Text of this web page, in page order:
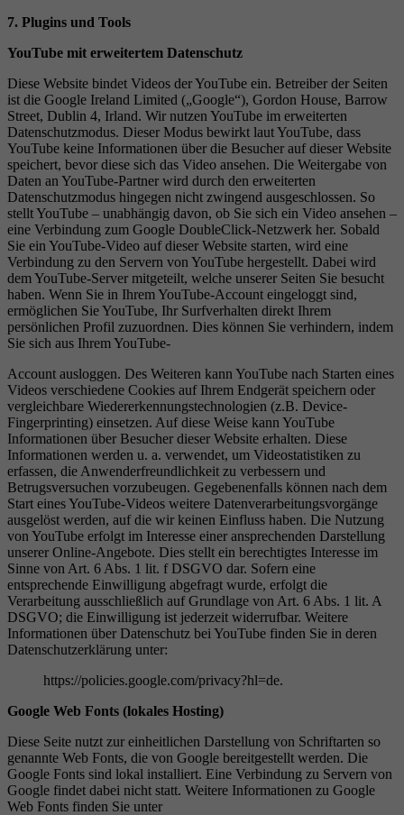
7. Plugins und Tools
YouTube mit erweitertem Datenschutz
Diese Website bindet Videos der YouTube ein. Betreiber der Seiten
ist die Google Ireland Limited („Google“), Gordon House, Barrow
Street, Dublin 4, Irland. Wir nutzen YouTube im erweiterten
Datenschutzmodus. Dieser Modus bewirkt laut YouTube, dass
YouTube keine Informationen über die Besucher auf dieser Website
speichert, bevor diese sich das Video ansehen. Die Weitergabe von
Daten an YouTube-Partner wird durch den erweiterten
Datenschutzmodus hingegen nicht zwingend ausgeschlossen. So
stellt YouTube – unabhängig davon, ob Sie sich ein Video ansehen –
eine Verbindung zum Google DoubleClick-Netzwerk her. Sobald
Sie ein YouTube-Video auf dieser Website starten, wird eine
Verbindung zu den Servern von YouTube hergestellt. Dabei wird
dem YouTube-Server mitgeteilt, welche unserer Seiten Sie besucht
haben. Wenn Sie in Ihrem YouTube-Account eingeloggt sind,
ermöglichen Sie YouTube, Ihr Surfverhalten direkt Ihrem
persönlichen Profil zuzuordnen. Dies können Sie verhindern, indem
Sie sich aus Ihrem YouTube-
Account ausloggen. Des Weiteren kann YouTube nach Starten eines
Videos verschiedene Cookies auf Ihrem Endgerät speichern oder
vergleichbare Wiedererkennungstechnologien (z.B. Device-
Fingerprinting) einsetzen. Auf diese Weise kann YouTube
Informationen über Besucher dieser Website erhalten. Diese
Informationen werden u. a. verwendet, um Videostatistiken zu
erfassen, die Anwenderfreundlichkeit zu verbessern und
Betrugsversuchen vorzubeugen. Gegebenenfalls können nach dem
Start eines YouTube-Videos weitere Datenverarbeitungsvorgänge
ausgelöst werden, auf die wir keinen Einfluss haben. Die Nutzung
von YouTube erfolgt im Interesse einer ansprechenden Darstellung
unserer Online-Angebote. Dies stellt ein berechtigtes Interesse im
Sinne von Art. 6 Abs. 1 lit. f DSGVO dar. Sofern eine
entsprechende Einwilligung abgefragt wurde, erfolgt die
Verarbeitung ausschließlich auf Grundlage von Art. 6 Abs. 1 lit. A
DSGVO; die Einwilligung ist jederzeit widerrufbar. Weitere
Informationen über Datenschutz bei YouTube finden Sie in deren
Datenschutzerklärung unter:
https://policies.google.com/privacy?hl=de.
Google Web Fonts (lokales Hosting)
Diese Seite nutzt zur einheitlichen Darstellung von Schriftarten so
genannte Web Fonts, die von Google bereitgestellt werden. Die
Google Fonts sind lokal installiert. Eine Verbindung zu Servern von
Google findet dabei nicht statt. Weitere Informationen zu Google
Web Fonts finden Sie unter